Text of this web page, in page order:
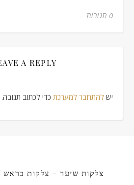
0 תגובות
A REPLY
יש להתחבר למערכת כדי לכתוב תגובה.
צלקות שיער – צלקות בראש